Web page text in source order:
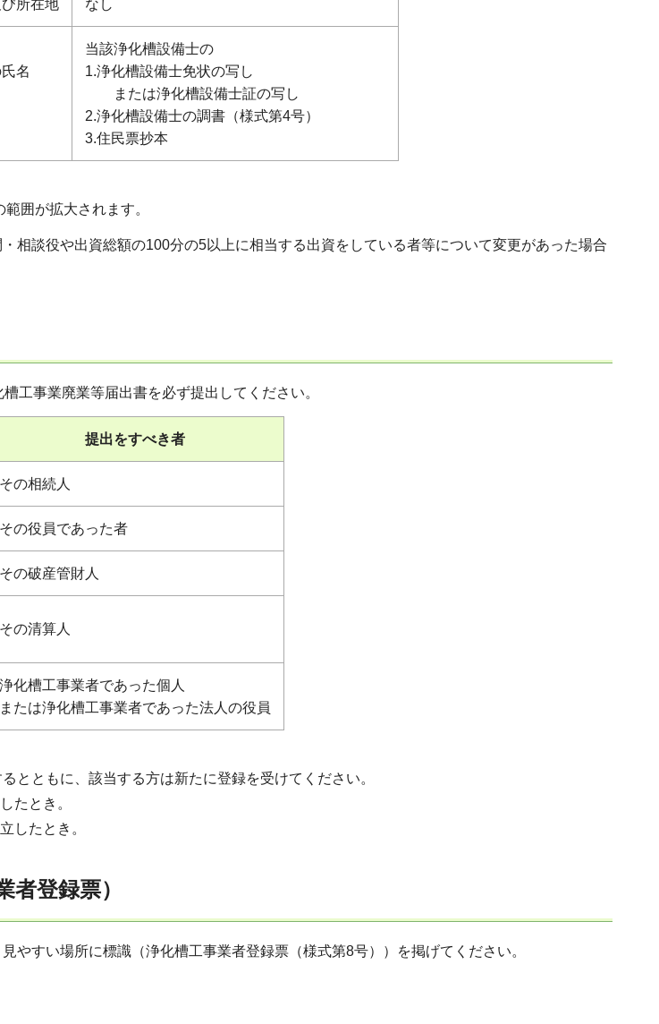
所在地 なし
名
当該浄化槽設備士の
1.浄化槽設備士免状の写し
または浄化槽設備士証の写し
2.浄化槽設備士の調書（様式第4号）
3.住民票抄本
囲が拡大されます。
相談役や出資総額の100分の5以上に相当する出資をしている者等について変更があった場合
槽工事業廃業等届出書を必ず提出してください。
提出をすべき者
その相続人
その役員であった者
その破産管財人
その清算人
浄化槽工事業者であった個人
または浄化槽工事業者であった法人の役員
とともに、該当する方は新たに登録を受けてください。
たとき。
したとき。
者登録票）
やすい場所に標識（浄化槽工事業者登録票（様式第8号））を掲げてください。